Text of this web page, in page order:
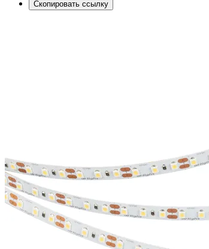
Скопировать ссылку